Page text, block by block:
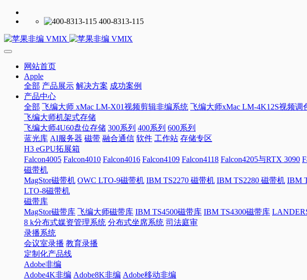
400-8313-115
网站首页
Apple
全部 产品展示 解决方案 成功案例
产品中心
全部 飞编大师 xMac LM-X01视频剪辑非编系统 飞编大师xMac LM-4K12S视频调
飞编大师机架式存储
飞编大师4U60盘位存储 300系列 400系列 600系列
蓝光库 AI服务器 磁带 融合通信 软件 工作站 存储专区
H3 eGPU拓展箱
Falcon4005 Falcon4010 Falcon4016 Falcon4109 Falcon4118 Falcon4205与RTX 3090
磁带机
MagStor磁带机 OWC LTO-9磁带机 IBM TS2270 磁带机 IBM TS2280 磁带机 IBM
LTO-8磁带机
磁带库
MagStor磁带库 飞编大师磁带库 IBM TS4500磁带库 IBM TS4300磁带库
8 k分布式媒资管理系统 分布式坐席系统 司法庭审
录播系统
会议室录播 教育录播
定制化产品线
Adobe非编
Adobe4K非编 Adobe8K非编 Adobe移动非编